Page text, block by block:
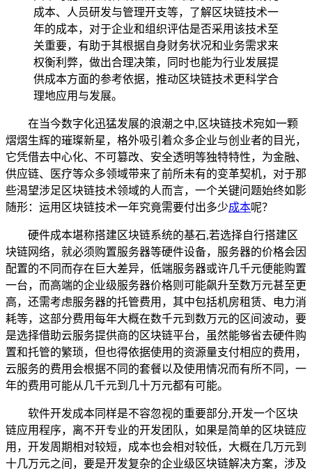
成本、人员研发与管理开支等，了解区块链技术一
年的成本，对于企业和组织评估是否采用该技术至
关重要，有助于其根据自身财务状况和业务需求来
权衡利弊，做出合理决策，同时也能为行业发展提
供成本方面的参考依据，推动区块链技术更科学合
理地应用与发展。
在当今数字化迅猛发展的浪潮之中,区块链技术宛如一颗
熠熠生辉的璀璨新星，格外吸引着众多企业与创业者的目光，
它凭借去中心化、不可篡改、安全透明等独特特性，为金融、
供应链、医疗等众多领域带来了前所未有的变革契机，对于那
些渴望涉足区块链技术领域的人而言，一个关键问题始终如影
随形：运用区块链技术一年究竟需要付出多少成本呢？
硬件成本堪称搭建区块链系统的基石,若选择自行搭建区
块链网络，就必须购置服务器等硬件设备，服务器的价格会因
配置的不同而存在巨大差异，低端服务器或许几千元便能购置
一台，而高端的企业级服务器价格则可能飙升至数万元甚至更
高，还需考虑服务器的托管费用，其中包括机房租赁、电力消
耗等，这部分费用每年大概在数千元到数万元的区间波动，要
是选择借助云服务提供商的区块链平台，虽然能够省去硬件购
置和托管的繁琐，但也得依据使用的资源量支付相应的费用，
云服务的费用会根据不同的套餐以及使用情况而有所不同，一
年的费用可能从几千元到几十万元都有可能。
软件开发成本同样是不容忽视的重要部分,开发一个区块
链应用程序，离不开专业的开发团队，如果是简单的区块链应
用，开发周期相对较短，成本也会相对较低，大概在几万元到
十几万元之间，要是开发复杂的企业级区块链解决方案，涉及